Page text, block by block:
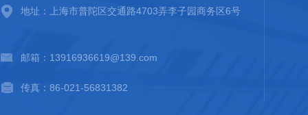
地址：上海市普陀区交通路4703弄李子园商务区6号
邮箱：13916936619@139.com
传真：86-021-56831382